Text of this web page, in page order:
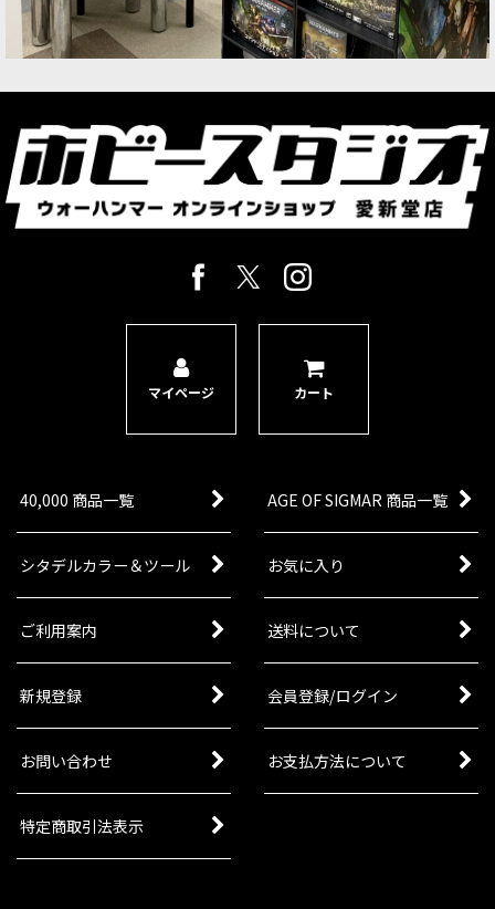
マイページ カート
40,000 商品一覧 AGE OF SIGMAR 商品一覧
シタデルカラー＆ツール お気に入り
ご利用案内 送料について
新規登録 会員登録/ログイン
お問い合わせ お支払方法について
特定商取引法表示